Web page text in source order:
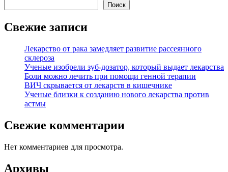
Поиск
Свежие записи
Лекарство от рака замедляет развитие рассеянного
склероза
Ученые изобрели зуб-дозатор, который выдает лекарства
Боли можно лечить при помощи генной терапии
ВИЧ скрывается от лекарств в кишечнике
Ученые близки к созданию нового лекарства против
астмы
Свежие комментарии
Нет комментариев для просмотра.
Архивы